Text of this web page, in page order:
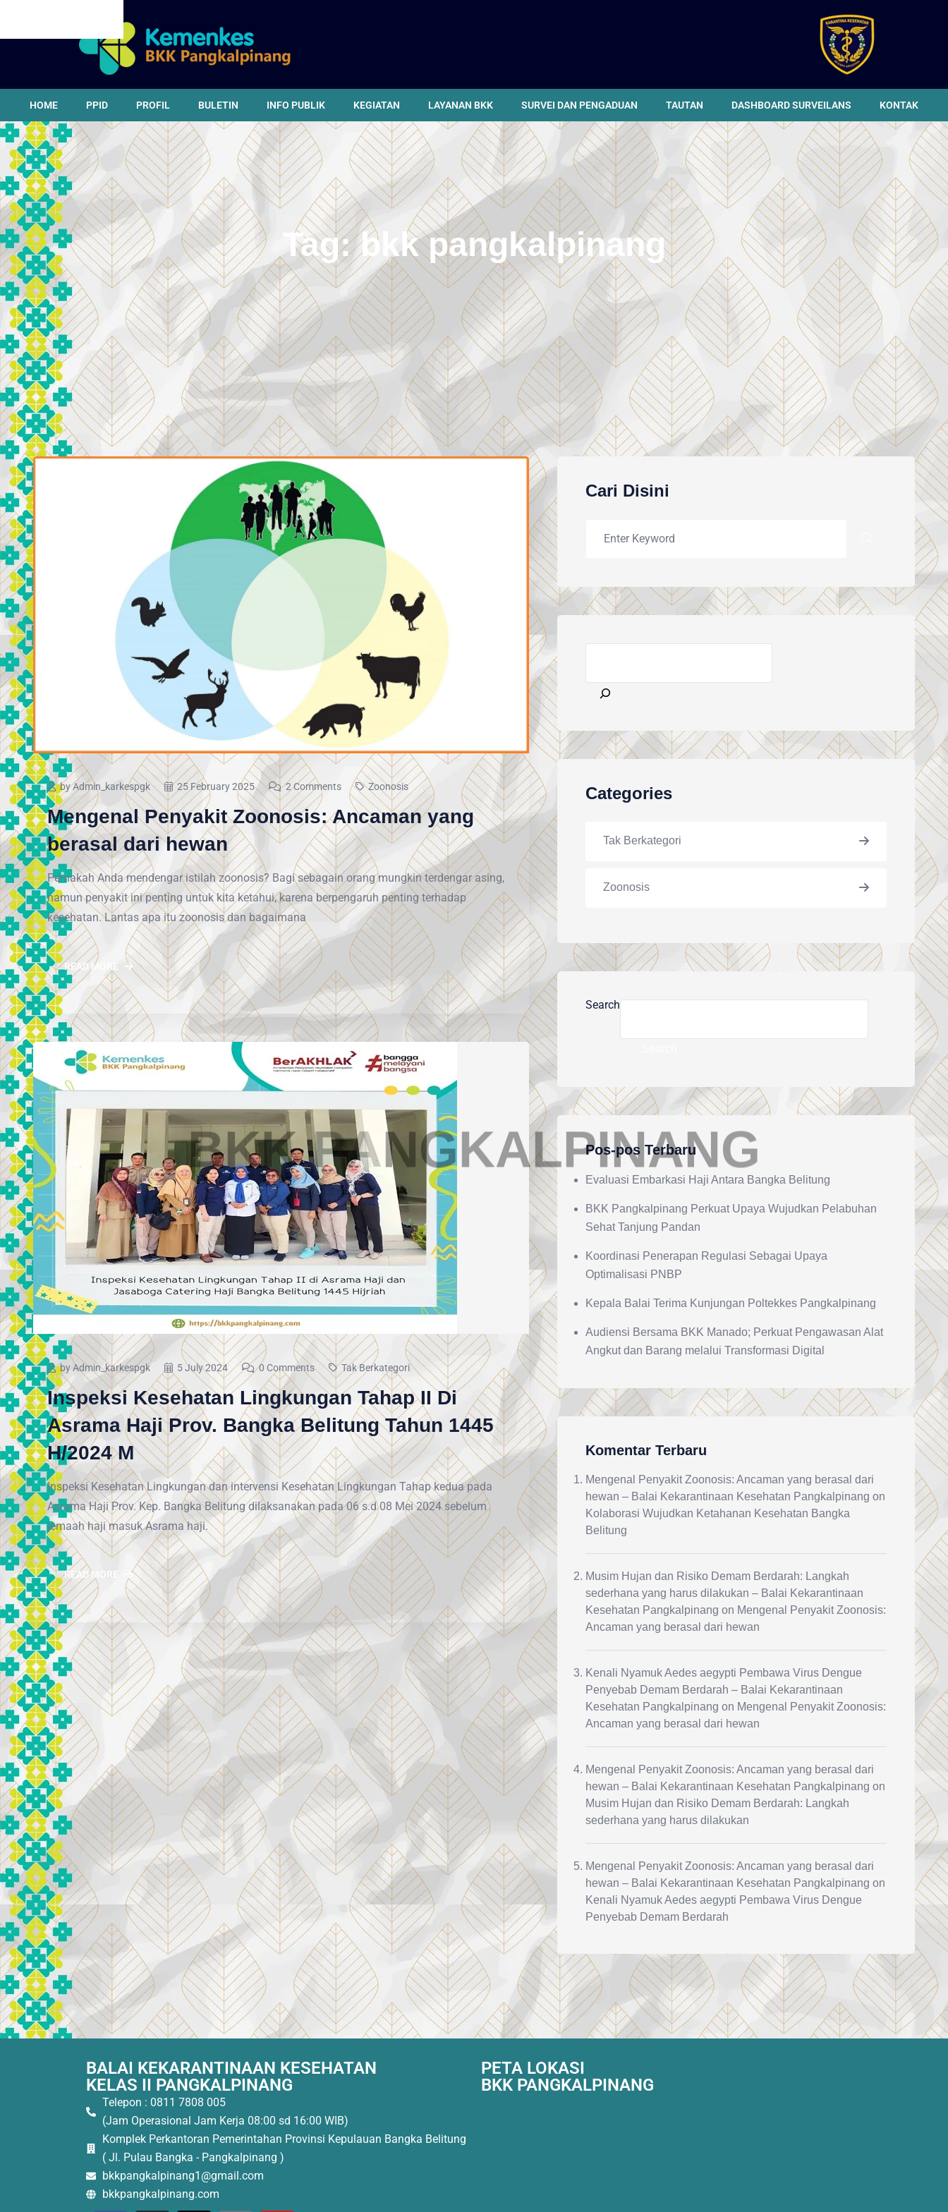
BKK PANGKALPINANG
HOME PPID PROFIL BULETIN INFO PUBLIK KEGIATAN LAYANAN BKK SURVEI DAN PENGADUAN TAUTAN DASHBOARD SURVEILANS KONTAK
Tag:bkk pangkalpinang
by Admin_karkespgk 25 February 2025 2 Comments Zoonosis
Mengenal Penyakit Zoonosis: Ancaman yang
berasal dari hewan
Pernakah Anda mendengar istilah zoonosis? Bagi sebagain orang mungkin terdengar asing,
namun penyakit ini penting untuk kita ketahui, karena berpengaruh penting terhadap
kesehatan. Lantas apa itu zoonosis dan bagaimana
READ MORE
by Admin_karkespgk 5 July 2024 0 Comments Tak Berkategori
Inspeksi Kesehatan Lingkungan Tahap II Di
Asrama Haji Prov. Bangka Belitung Tahun 1445
H/2024 M
Inspeksi Kesehatan Lingkungan dan intervensi Kesehatan Lingkungan Tahap kedua pada
Asrama Haji Prov. Kep. Bangka Belitung dilaksanakan pada 06 s.d 08 Mei 2024 sebelum
jemaah haji masuk Asrama haji.
READ MORE
Cari Disini
Categories
Tak Berkategori
Zoonosis
Search
Pos-pos Terbaru
Evaluasi Embarkasi Haji Antara Bangka Belitung
BKK Pangkalpinang Perkuat Upaya Wujudkan Pelabuhan
Sehat Tanjung Pandan
Koordinasi Penerapan Regulasi Sebagai Upaya
Optimalisasi PNBP
Kepala Balai Terima Kunjungan Poltekkes Pangkalpinang
Audiensi Bersama BKK Manado; Perkuat Pengawasan Alat
Angkut dan Barang melalui Transformasi Digital
Komentar Terbaru
Mengenal Penyakit Zoonosis: Ancaman yang berasal dari
hewan – Balai Kekarantinaan Kesehatan Pangkalpinang on
Kolaborasi Wujudkan Ketahanan Kesehatan Bangka
Belitung
Musim Hujan dan Risiko Demam Berdarah: Langkah
sederhana yang harus dilakukan – Balai Kekarantinaan
Kesehatan Pangkalpinang on Mengenal Penyakit Zoonosis:
Ancaman yang berasal dari hewan
Kenali Nyamuk Aedes aegypti Pembawa Virus Dengue
Penyebab Demam Berdarah – Balai Kekarantinaan
Kesehatan Pangkalpinang on Mengenal Penyakit Zoonosis:
Ancaman yang berasal dari hewan
Mengenal Penyakit Zoonosis: Ancaman yang berasal dari
hewan – Balai Kekarantinaan Kesehatan Pangkalpinang on
Musim Hujan dan Risiko Demam Berdarah: Langkah
sederhana yang harus dilakukan
Mengenal Penyakit Zoonosis: Ancaman yang berasal dari
hewan – Balai Kekarantinaan Kesehatan Pangkalpinang on
Kenali Nyamuk Aedes aegypti Pembawa Virus Dengue
Penyebab Demam Berdarah
BALAI KEKARANTINAAN KESEHATAN
KELAS II PANGKALPINANG
Telepon : 0811 7808 005
(Jam Operasional Jam Kerja 08:00 sd 16:00 WIB)
Komplek Perkantoran Pemerintahan Provinsi Kepulauan Bangka Belitung
( Jl. Pulau Bangka - Pangkalpinang )
bkkpangkalpinang1@gmail.com
bkkpangkalpinang.com
PETA LOKASI
BKK PANGKALPINANG